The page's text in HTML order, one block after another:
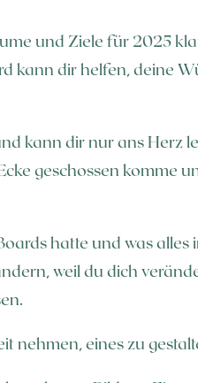
und Ziele für 2025
kann dir helfen, deine
kann dir nur ans Herz
geschossen komme
hatte und was alles
weil du dich
nehmen, eines zu